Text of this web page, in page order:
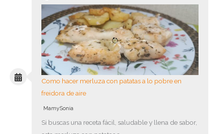
Como hacer merluza con patatas a lo pobre en
freidora de aire
MamySonia
Si buscas una receta fácil, saludable y llena de sabor,